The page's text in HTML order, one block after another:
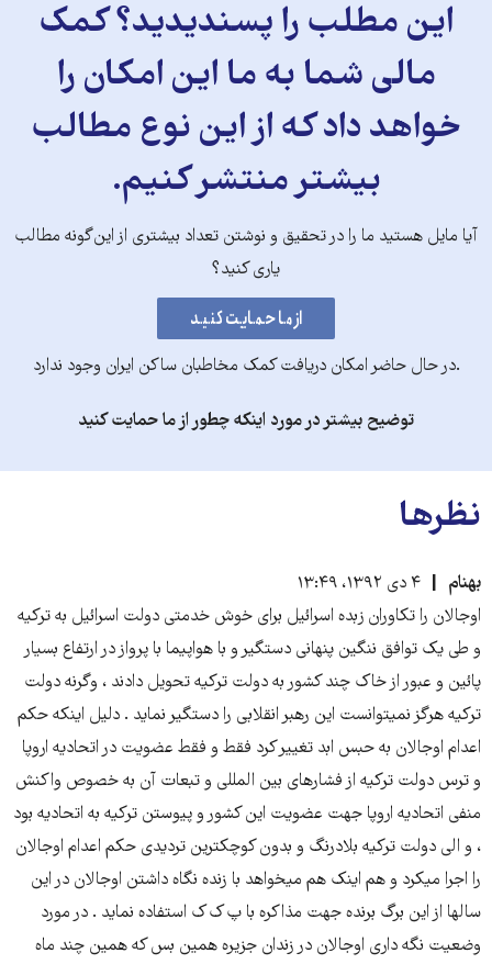
این مطلب را پسندیدید؟ کمک
مالی شما به ما این امکان را
خواهد داد که از این نوع مطالب
بیشتر منتشر کنیم.
آیا مایل هستید ما را در تحقیق و نوشتن تعداد بیشتری از این‌گونه مطالب
یاری کنید؟
.در حال حاضر امکان دریافت کمک مخاطبان ساکن ایران وجود ندارد
توضیح بیشتر در مورد اینکه چطور از ما حمایت کنید
نظرها
بهنام
۴ دی ۱۳۹۲، ۱۳:۴۹
اوجالان را تکاوران زبده اسرائیل برای خوش خدمتی دولت اسرائیل به ترکیه
و طی یک توافق ننگین پنهانی دستگیر و با هواپیما با پرواز در ارتفاع بسیار
پائین و عبور از خاک چند کشور به دولت ترکیه تحویل دادند ، وگرنه دولت
ترکیه هرگز نمیتوانست این رهبر انقلابی را دستگیر نماید . دلیل اینکه حکم
اعدام اوجالان به حبس ابد تغییر کرد فقط و فقط عضویت در اتحادیه اروپا
و ترس دولت ترکیه از فشارهای بین المللی و تبعات آن به خصوص واکنش
منفی اتحادیه اروپا جهت عضویت این کشور و پیوستن ترکیه به اتحادیه بود
، و الی دولت ترکیه بلادرنگ و بدون کوچکترین تردیدی حکم اعدام اوجالان
را اجرا میکرد و هم اینک هم میخواهد با زنده نگاه داشتن اوجالان در این
سالها از این برگ برنده جهت مذاکره با پ ک ک استفاده نماید . در مورد
وضعیت نگه داری اوجالان در زندان جزیره همین بس که همین چند ماه